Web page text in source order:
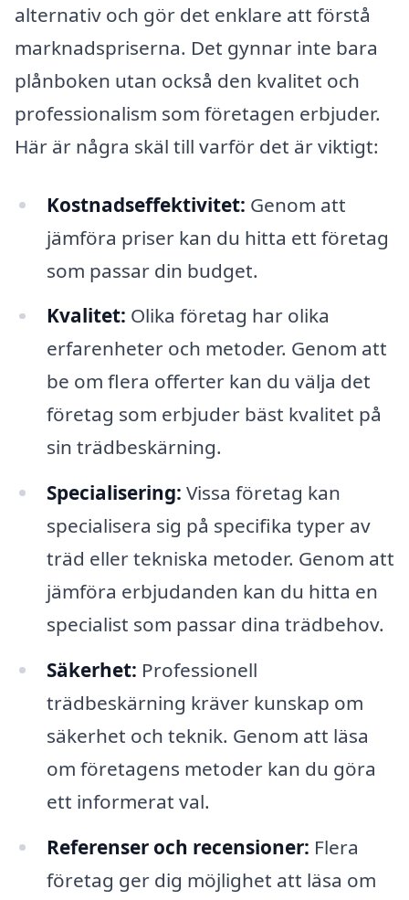
alternativ och gör det enklare att förstå
marknadspriserna. Det gynnar inte bara
plånboken utan också den kvalitet och
professionalism som företagen erbjuder.
Här är några skäl till varför det är viktigt:
Kostnadseffektivitet: Genom att
jämföra priser kan du hitta ett företag
som passar din budget.
Kvalitet: Olika företag har olika
erfarenheter och metoder. Genom att
be om flera offerter kan du välja det
företag som erbjuder bäst kvalitet på
sin trädbeskärning.
Specialisering: Vissa företag kan
specialisera sig på specifika typer av
träd eller tekniska metoder. Genom att
jämföra erbjudanden kan du hitta en
specialist som passar dina trädbehov.
Säkerhet: Professionell
trädbeskärning kräver kunskap om
säkerhet och teknik. Genom att läsa
om företagens metoder kan du göra
ett informerat val.
Referenser och recensioner: Flera
företag ger dig möjlighet att läsa om